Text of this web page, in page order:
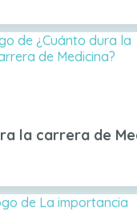
la carrera de